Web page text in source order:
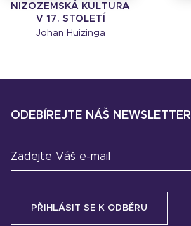
NIZOZEMSKÁ KULTURA
V 17. STOLETÍ
Johan Huizinga
ODEBÍREJTE NÁŠ NEWSLETTER
Zadejte Váš e-mail